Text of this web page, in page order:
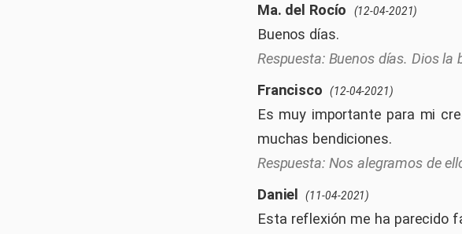
Ma. del Rocío (12-04-2021)
Buenos días.
Buenos días. Dios la
Francisco
(12-04-2021)
Es muy importante para mi
muchas bendiciones.
Nos alegramos de
Daniel
(11-04-2021)
Esta reflexión me ha parecido